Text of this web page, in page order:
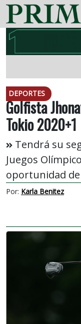
DEPORTES
Golfista
Tokio 2020+1
Tendrá su
Juegos
oportunidad de
Por: Karla Benitez